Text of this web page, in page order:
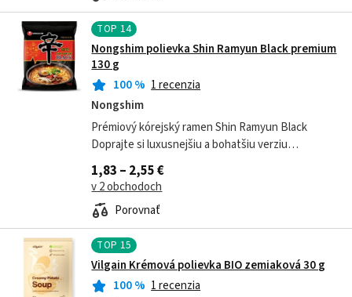
TOP 14
Nongshim polievka Shin Ramyun Black premium
130 g
100% 1 recenzia
Nongshim
Prémiový kórejský ramen Shin Ramyun Black
Doprajte si luxusnejšiu a bohatšiu verziu
najobľúbenejších kórejských instantných
rezancov. Shin Ramyun Black od značky Nongshim
je...
1,83 – 2,55 €
v 2 obchodoch
Porovnať
TOP 15
Vilgain Krémová polievka BIO zemiaková 30 g
100% 1 recenzia